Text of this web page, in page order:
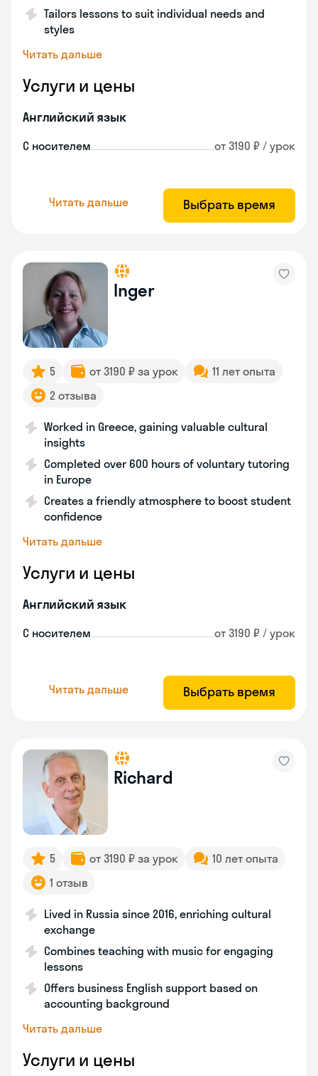
Tailors lessons to suit individual needs and
styles
Читать дальше
Услуги и цены
Английский язык
С носителем от 3190 ₽ / урок
Читать дальше Выбрать время
Inger
5 от 3190 ₽ за урок
11 лет опыта
2 отзыва
Worked in Greece, gaining valuable cultural
insights
Completed over 600 hours of voluntary tutoring
in Europe
Creates a friendly atmosphere to boost student
confidence
Читать дальше
Услуги и цены
Английский язык
С носителем от 3190 ₽ / урок
Читать дальше Выбрать время
Richard
5 от 3190 ₽ за урок
10 лет опыта
1 отзыв
Lived in Russia since 2016, enriching cultural
exchange
Combines teaching with music for engaging
lessons
Offers business English support based on
accounting background
Читать дальше
Услуги и цены